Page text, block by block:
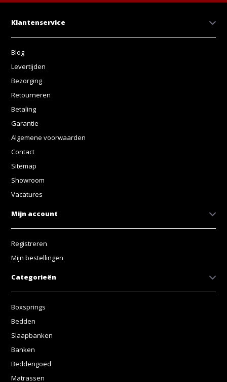
Klantenservice
Blog
Levertijden
Bezorging
Retourneren
Betaling
Garantie
Algemene voorwaarden
Contact
Sitemap
Showroom
Vacatures
Mijn account
Registreren
Mijn bestellingen
Categorieën
Boxsprings
Bedden
Slaapbanken
Banken
Beddengoed
Matrassen